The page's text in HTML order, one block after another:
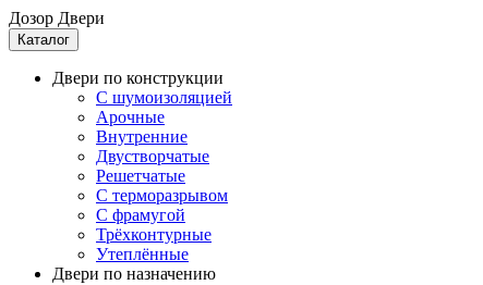
Дозор Двери
Каталог
Двери по конструкции
C шумоизоляцией
Арочные
Внутренние
Двустворчатые
Решетчатые
С терморазрывом
С фрамугой
Трёхконтурные
Утеплённые
Двери по назначению